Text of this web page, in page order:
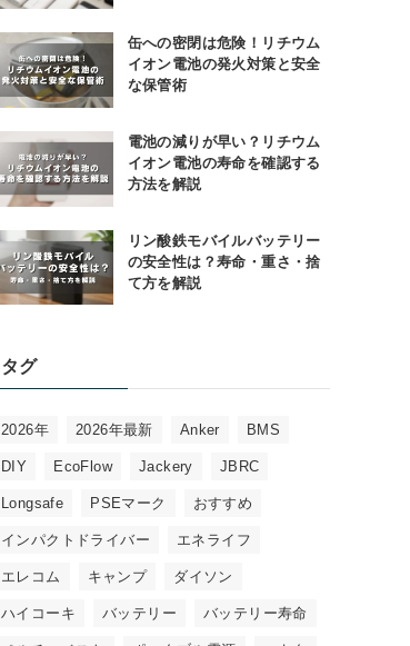
缶への密閉は危険！リチウム
イオン電池の発火対策と安全
な保管術
電池の減りが早い？リチウム
イオン電池の寿命を確認する
方法を解説
リン酸鉄モバイルバッテリー
の安全性は？寿命・重さ・捨
て方を解説
タグ
2026年 2026年最新 Anker BMS
DIY EcoFlow Jackery JBRC
Longsafe PSEマーク おすすめ
インパクトドライバー エネライフ
エレコム キャンプ ダイソン
ハイコーキ バッテリー バッテリー寿命